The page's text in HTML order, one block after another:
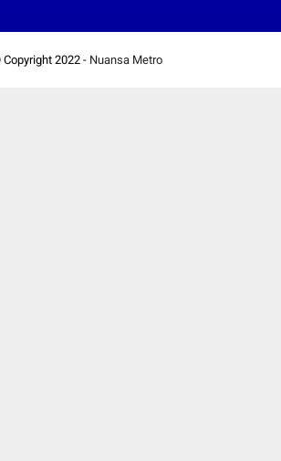
2022 - Nuansa Metro